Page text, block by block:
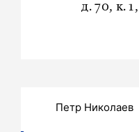
д. 70, к.
Петр Николаев